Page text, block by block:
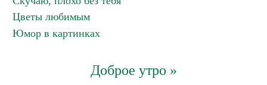
Цветы любимым
Юмор в картинках
Доброе утро »